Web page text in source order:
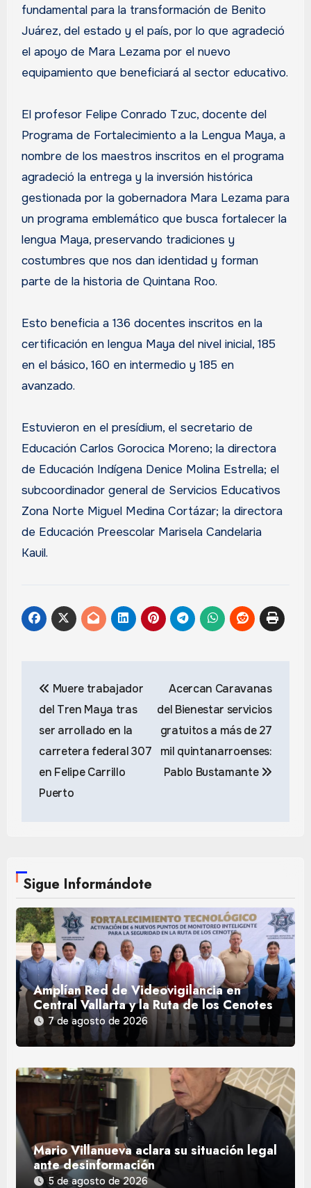
fundamental para la transformación de Benito
Juárez, del estado y el país, por lo que agradeció
el apoyo de Mara Lezama por el nuevo
equipamiento que beneficiará al sector educativo.
El profesor Felipe Conrado Tzuc, docente del
Programa de Fortalecimiento a la Lengua Maya, a
nombre de los maestros inscritos en el programa
agradeció la entrega y la inversión histórica
gestionada por la gobernadora Mara Lezama para
un programa emblemático que busca fortalecer la
lengua Maya, preservando tradiciones y
costumbres que nos dan identidad y forman
parte de la historia de Quintana Roo.
Esto beneficia a 136 docentes inscritos en la
certificación en lengua Maya del nivel inicial, 185
en el básico, 160 en intermedio y 185 en
avanzado.
Estuvieron en el presídium, el secretario de
Educación Carlos Gorocica Moreno; la directora
de Educación Indígena Denice Molina Estrella; el
subcoordinador general de Servicios Educativos
Zona Norte Miguel Medina Cortázar; la directora
de Educación Preescolar Marisela Candelaria
Kauil.
de
entradas
Muere trabajador
del Tren Maya tras
ser arrollado en la
carretera federal 307
en Felipe Carrillo
Puerto
Acercan Caravanas
del Bienestar servicios
gratuitos a más de 27
mil quintanarroenses:
Pablo Bustamante
Sigue Informándote
Amplían Red de Videovigilancia en
Central Vallarta y la Ruta de los Cenotes
7 de agosto de 2026
Mario Villanueva aclara su situación legal
ante desinformación
5 de agosto de 2026